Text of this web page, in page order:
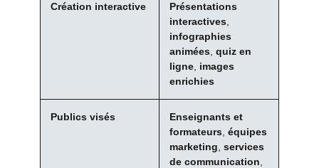
Création interactive
Présentations
interactives
infographies
animées ,quiz en
ligne images
enrichies
Publics visés
Enseignants et
formateurs ,équipes
marketing ,services
de communication